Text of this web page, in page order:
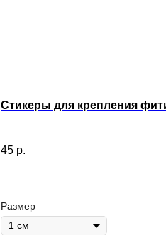
Стикеры для крепления
45 р.
Размер